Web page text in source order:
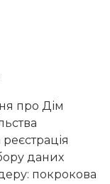
про Дім
даних
покрокова